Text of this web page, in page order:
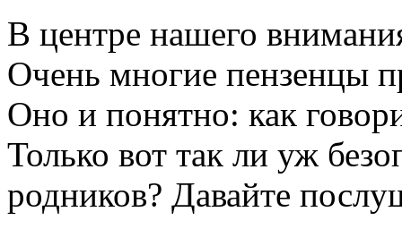
В центре нашего
Очень многие пензенцы
Оно и понятно: как
Только вот так ли уж
родников? Давайте